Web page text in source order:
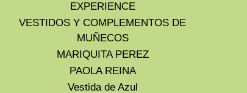
EXPERIENCE
VESTIDOS Y COMPLEMENTOS DE
MUÑECOS
MARIQUITA PEREZ
PAOLA REINA
Vestida de Azul